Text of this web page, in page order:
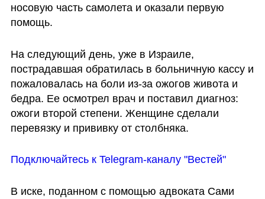
носовую часть самолета и оказали первую
помощь.
На следующий день, уже в Израиле,
пострадавшая обратилась в больничную кассу и
пожаловалась на боли из-за ожогов живота и
бедра. Ее осмотрел врач и поставил диагноз:
ожоги второй степени. Женщине сделали
перевязку и прививку от столбняка.
Подключайтесь к Telegram-каналу "Вестей"
В иске, поданном с помощью адвоката Сами